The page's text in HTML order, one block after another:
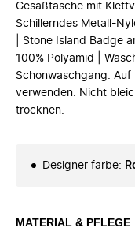
Gesäßtasche mit
Schillerndes Metall-
| Stone Island Badge
100% Polyamid |
Schonwaschgang. Auf
verwenden. Nicht
trocknen.
Designer farbe:
MATERIAL & PFLEGE